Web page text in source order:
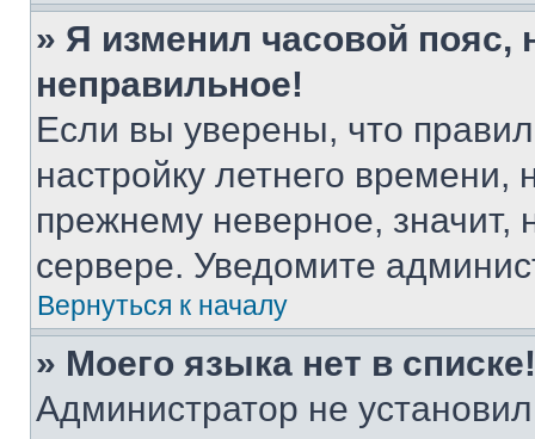
» Я изменил часовой пояс,
неправильное!
Если вы уверены, что
настройку летнего
прежнему неверное, значит,
сервере. Уведомите
Вернуться к началу
» Моего языка нет в списке!
Администратор не